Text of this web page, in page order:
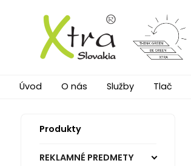
Úvod O nás Služby Tlač
Produkty
REKLAMNÉ PREDMETY